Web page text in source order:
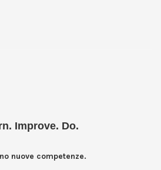
Improve. Do.
nuove competenze.